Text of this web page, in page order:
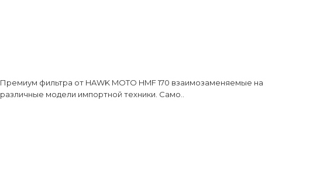
Премиум фильтра от HAWK MOTO HMF 170 взаимозаменяемые на
различные модели импортной техники. Само..